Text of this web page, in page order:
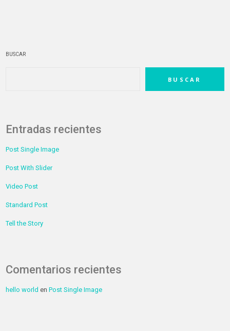
BUSCAR
BUSCAR
Entradas recientes
Post Single Image
Post With Slider
Video Post
Standard Post
Tell the Story
Comentarios recientes
hello world enPost Single Image